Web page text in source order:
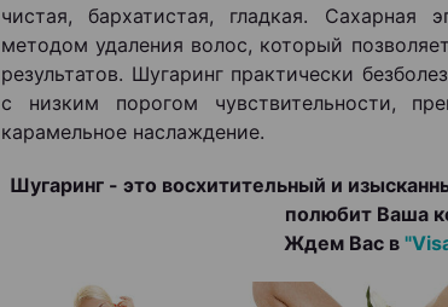
чистая, бархатистая, гладкая. Сахарная
методом удаления волос, который
результатов. Шугаринг практически
с низким порогом чувствительности,
карамельное наслаждение.
Шугаринг - это восхитительный и
полюбит Ваша
Ждем Вас в